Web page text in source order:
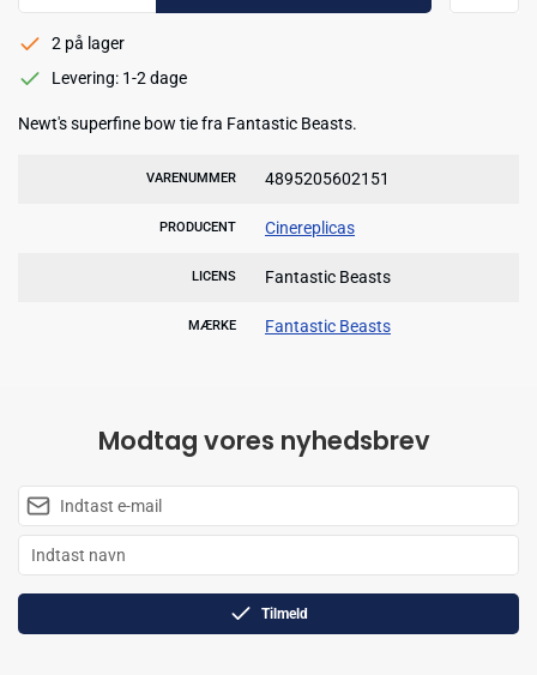
2 på lager
Levering: 1-2 dage
Newt's superfine bow tie fra Fantastic Beasts.
VARENUMMER 4895205602151
PRODUCENT Cinereplicas
LICENS Fantastic Beasts
MÆRKE Fantastic Beasts
Modtag vores nyhedsbrev
Tilmeld